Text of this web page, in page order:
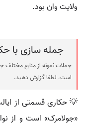
ولایت وان بود.
جمله سازی با
جملات نمونه از منابع
است، لطفا گزارش دهید.
💡 حکاری قسمتی از
«جولامرک» است و از